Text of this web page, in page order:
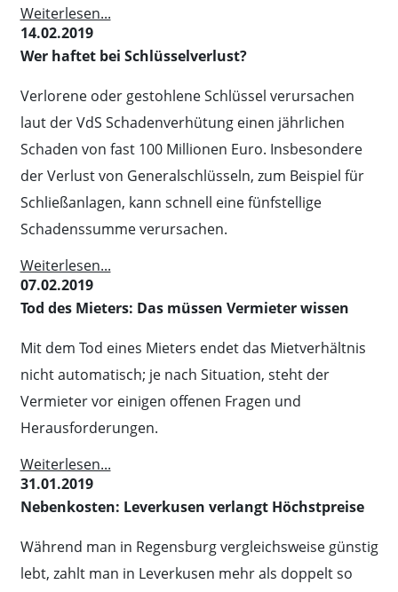
Weiterlesen...
14.02.2019
Wer haftet bei Schlüsselverlust?
Verlorene oder gestohlene Schlüssel verursachen
laut der VdS Schadenverhütung einen jährlichen
Schaden von fast 100 Millionen Euro. Insbesondere
der Verlust von Generalschlüsseln, zum Beispiel für
Schließanlagen, kann schnell eine fünfstellige
Schadenssumme verursachen.
Weiterlesen...
07.02.2019
Tod des Mieters: Das müssen Vermieter wissen
Mit dem Tod eines Mieters endet das Mietverhältnis
nicht automatisch; je nach Situation, steht der
Vermieter vor einigen offenen Fragen und
Herausforderungen.
Weiterlesen...
31.01.2019
Nebenkosten: Leverkusen verlangt Höchstpreise
Während man in Regensburg vergleichsweise günstig
lebt, zahlt man in Leverkusen mehr als doppelt so